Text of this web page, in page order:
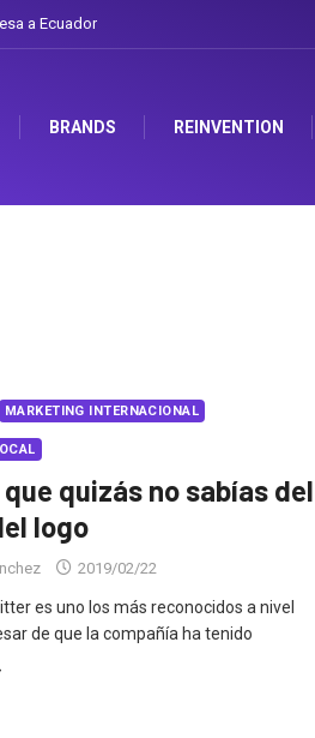
en Corporación Favorita
BRANDS REINVENTION
MARKETING INTERNACIONAL
quizás no sabías del
logo
2019/02/22
es uno los más reconocidos a nivel
de que la compañía ha tenido